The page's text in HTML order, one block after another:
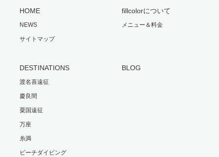
HOME
NEWS
サイトマップ
fillcolorについて
メニュー＆料金
DESTINATIONS
渡名喜遠征
慶良間
粟国遠征
万座
糸満
ビーチダイビング
BLOG